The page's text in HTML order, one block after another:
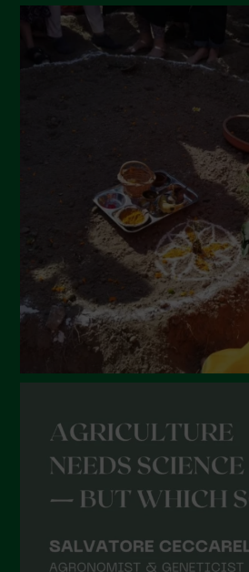
Ottobre 2022
Settembre 2022
Aprile 2022
Marzo 2022
Febbraio 2022
Gennaio 2022
Dicembre 2021
Novembre 2021
Settembre 2021
Agosto 2021
Luglio 2021